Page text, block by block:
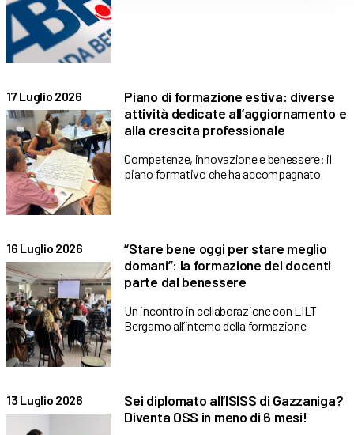
17 Luglio 2026
Piano di formazione estiva: diverse
attività dedicate all’aggiornamento e
alla crescita professionale
Competenze, innovazione e benessere: il
piano formativo che ha accompagnato
16 Luglio 2026
“Stare bene oggi per stare meglio
domani”: la formazione dei docenti
parte dal benessere
Un incontro in collaborazione con LILT
Bergamo all’interno della formazione
13 Luglio 2026
Sei diplomato all’ISISS di Gazzaniga?
Diventa OSS in meno di 6 mesi!